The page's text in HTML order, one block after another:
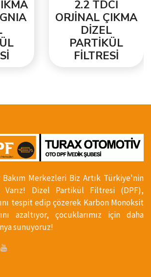
2.2 TDCİ
ORJİNAL ÇIKMA
DİZEL
PARTİKÜL
FİLTRESİ
Merkezleri Biz Artık Türkiye'nin
Varız! Dizel Partikül Filtresi (DPF),
tespit edip çözerek Karbon Monoksit
azaltıyor, çocuklarımız için daha
sunuyoruz!